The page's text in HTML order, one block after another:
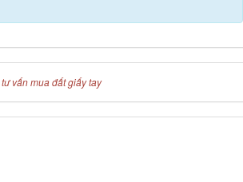
tư vấn mua đất giấy tay